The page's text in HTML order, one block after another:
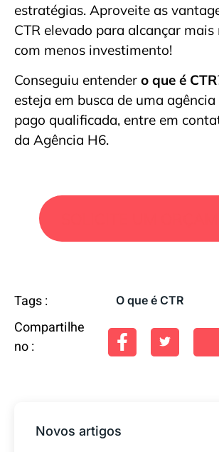
estratégias. Aproveite as
CTR elevado para alcançar
com menos investimento!
Conseguiu entender o que é CTR
esteja em busca de uma
pago qualificada, entre em
da Agência H6.
Tags : O que é CTR
Compartilhe
no :
Novos artigos